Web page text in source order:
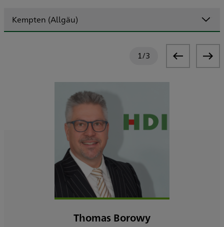
Kempten (Allgäu)
1/3
Thomas Borowy